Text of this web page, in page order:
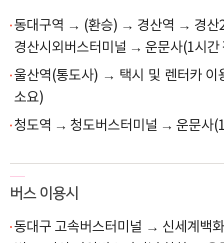
동대구역 → (환승) → 경산역 → 경산
경산시외버스터미널 → 운문사(1시간
울산역(통도사) → 택시 및 렌터카
소요)
청도역 → 청도버스터미널 → 운문사
버스 이용시
동대구 고속버스터미널 → 신세계백